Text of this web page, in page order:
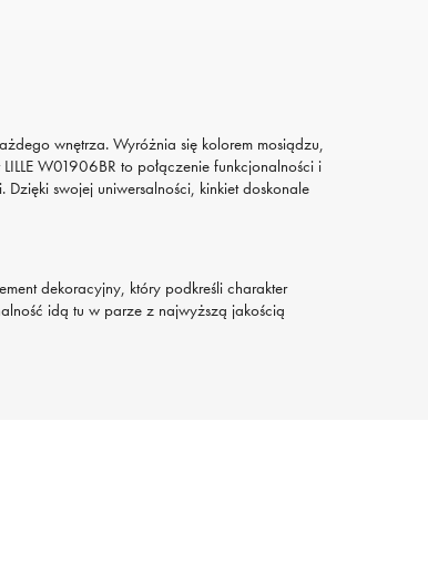
wnętrza. Wyróżnia się kolorem mosiądzu,
W01906BR to połączenie funkcjonalności i
swojej uniwersalności, kinkiet doskonale
dekoracyjny, który podkreśli charakter
idą tu w parze z najwyższą jakością